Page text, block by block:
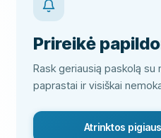
Prireikė
Rask geriausią paskolą
paprastai ir visiškai
Atrinktos